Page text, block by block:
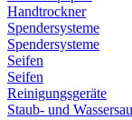
Handtrockner
Spendersysteme
Spendersysteme
Seifen
Seifen
Reinigungsgeräte
Staub- und